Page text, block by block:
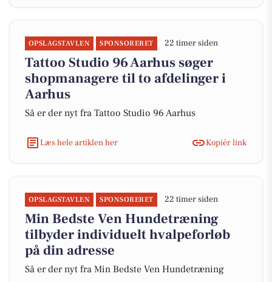
OPSLAGSTAVLEN SPONSORERET 22 timer siden
Tattoo Studio 96 Aarhus søger
shopmanagere til to afdelinger i
Aarhus
Så er der nyt fra Tattoo Studio 96 Aarhus
Læs hele artiklen her Kopiér link
OPSLAGSTAVLEN SPONSORERET 22 timer siden
Min Bedste Ven Hundetræning
tilbyder individuelt hvalpeforløb
på din adresse
Så er der nyt fra Min Bedste Ven Hundetræning